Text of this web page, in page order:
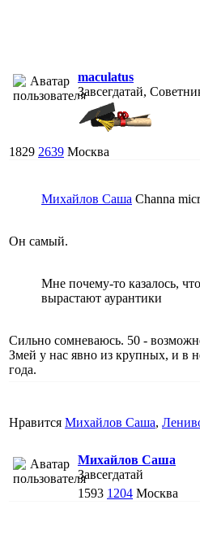
maculatus
Завсегдатай,
1829 2639 Москва
Михайлов Саша Channa
Он самый.
Мне почему-то казалось,
вырастают аурантики
Сильно сомневаюсь. 50 -
Змей у нас явно из крупных, и в
года.
Нравится Михайлов Саша,
Михайлов Саша
Завсегдатай
1593 1204 Москва